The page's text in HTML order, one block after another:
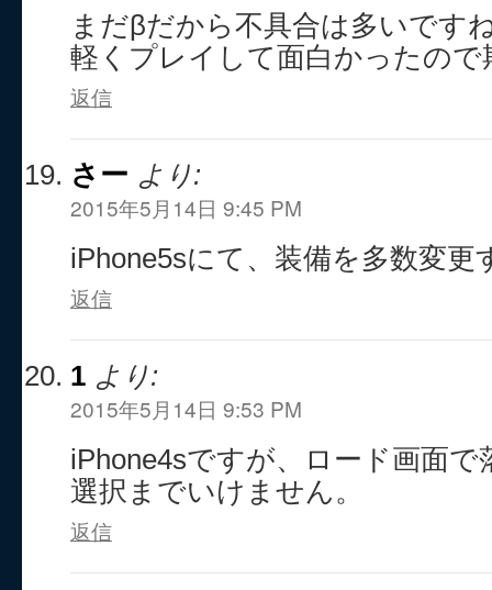
まだβだから不具合は多いです
軽くプレイして面白かったので
返信
さー より:
2015年5月14日 9:45 PM
iPhone5sにて、装備を多数変更
返信
1 より:
2015年5月14日 9:53 PM
iPhone4sですが、ロード画面
選択までいけません。
返信